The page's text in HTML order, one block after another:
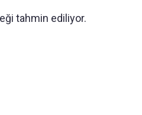
tahmin ediliyor.